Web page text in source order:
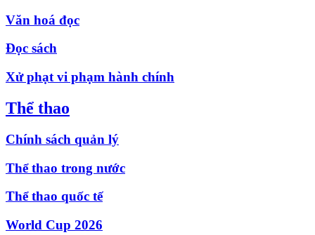
Văn hoá đọc
Đọc sách
Xử phạt vi phạm hành chính
Thể thao
Chính sách quản lý
Thể thao trong nước
Thể thao quốc tế
World Cup 2026